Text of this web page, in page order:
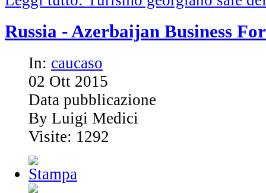
Russia - Azerbaijan Business
In: caucaso
02 Ott 2015
Data pubblicazione
By Luigi Medici
Visite: 1292